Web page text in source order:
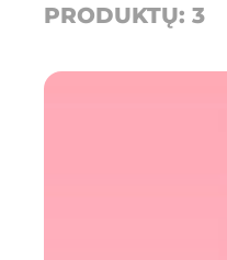
PRODUKTŲ: 3